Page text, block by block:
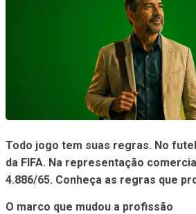
Todo jogo tem suas regras. No
da FIFA. Na representação
4.886/65. Conheça as regras que
O marco que mudou a profissão